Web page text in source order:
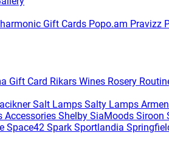
Gift Cards Popo.am Pravizz
Gift Card Rikars Wines Rosery
Salt Lamps Salty Lamps
Accessories Shelby SiaMoods Siroon
Space42 Spark Sportlandia